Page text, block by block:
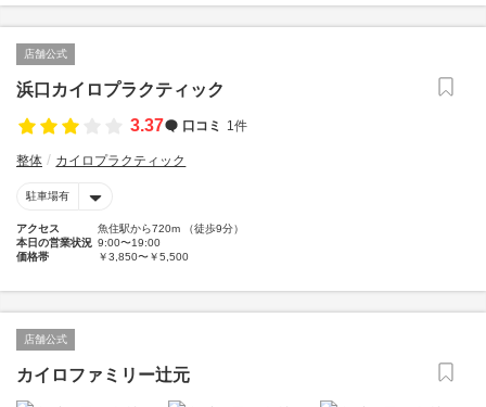
店舗公式
浜口カイロプラクティック
3.37
口コミ 1件
整体 カイロプラクティック
駐車場有
アクセス
魚住駅から720m （徒歩9分）
本日の営業状況 9:00〜19:00
価格帯
￥3,850〜￥5,500
店舗公式
カイロファミリー辻元